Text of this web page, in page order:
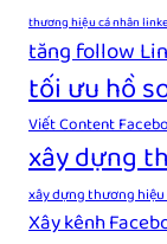
thương hiệu cá nhân
tăng follow
tối ưu hồ
Viết Content
xây dựng
xây dựng thương
Xây kênh